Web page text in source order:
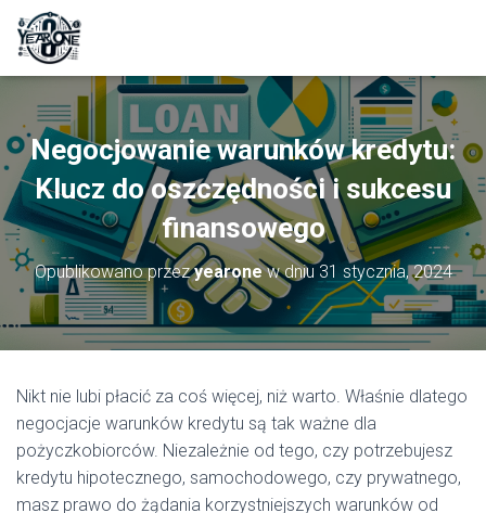
Negocjowanie warunków kredytu:
Klucz do oszczędności i sukcesu
finansowego
Opublikowano przezyearonew dniu31 stycznia, 2024
Nikt nie lubi płacić za coś więcej, niż warto. Właśnie dlatego
negocjacje warunków kredytu są tak ważne dla
pożyczkobiorców. Niezależnie od tego, czy potrzebujesz
kredytu hipotecznego, samochodowego, czy prywatnego,
masz prawo do żądania korzystniejszych warunków od